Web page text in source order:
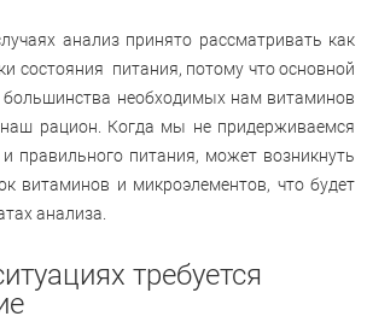
анализ принято рассматривать как
состояния питания, потому что основной
большинства необходимых нам витаминов
рацион. Когда мы не придерживаемся
правильного питания, может возникнуть
витаминов и микроэлементов, что будет
анализа.
требуется